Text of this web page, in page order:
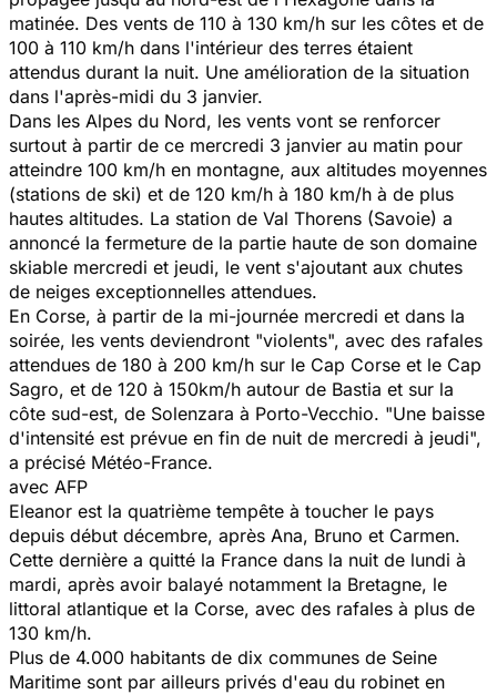
matinée. Des vents de 110 à 130 km/h sur les côtes et de
100 à 110 km/h dans l'intérieur des terres étaient
attendus durant la nuit. Une amélioration de la situation
dans l'après-midi du 3 janvier.
Dans les Alpes du Nord, les vents vont se renforcer
surtout à partir de ce mercredi 3 janvier au matin pour
atteindre 100 km/h en montagne, aux altitudes moyennes
(stations de ski) et de 120 km/h à 180 km/h à de plus
hautes altitudes. La station de Val Thorens (Savoie) a
annoncé la fermeture de la partie haute de son domaine
skiable mercredi et jeudi, le vent s'ajoutant aux chutes
de neiges exceptionnelles attendues.
En Corse, à partir de la mi-journée mercredi et dans la
soirée, les vents deviendront "violents", avec des rafales
attendues de 180 à 200 km/h sur le Cap Corse et le Cap
Sagro, et de 120 à 150km/h autour de Bastia et sur la
côte sud-est, de Solenzara à Porto-Vecchio. "Une baisse
d'intensité est prévue en fin de nuit de mercredi à jeudi",
a précisé Météo-France.
avec AFP
Eleanor est la quatrième tempête à toucher le pays
depuis début décembre, après Ana, Bruno et Carmen.
Cette dernière a quitté la France dans la nuit de lundi à
mardi, après avoir balayé notamment la Bretagne, le
littoral atlantique et la Corse, avec des rafales à plus de
130 km/h.
Plus de 4.000 habitants de dix communes de Seine
Maritime sont par ailleurs privés d'eau du robinet en